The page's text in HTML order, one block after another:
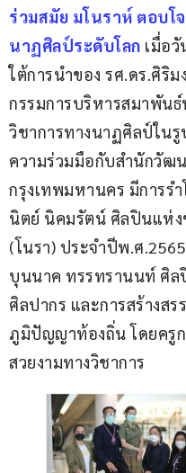
ร่วมสมัย มโนราห์ ตอบ
นาฏศิลป์ระดับโลก เมื่อ
ใต้การนำของ รศ.ดร.ศิริ
กรรมการบริหารสมาพัน
วิชาการทางนาฏศิลป์ใน
ความร่วมมือกับสำนักวัฒ
กรุงเทพมหานคร มีการร
นิตย์ นิคมรัตน์ ศิลปินแห่ง
(โนรา) ประจำปีพ.ศ
บุนนาค ทรรทรานนท์ ศิล
ศิลปากร และการสร้างส
ภูมิปัญญาท้องถิ่น โดยครู
สวยงามทางวิชาการ